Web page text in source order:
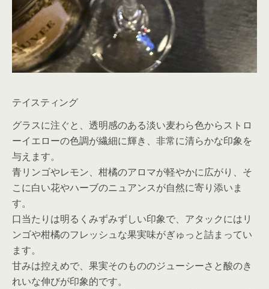
テイスティング
グラスに注ぐと、透明感のある淡い麦わら色からストロ
ーイエローの色調が繊細に輝き、非常に清らかな印象を
与えます。
青リンゴやレモン、柑橘のアロマが軽やかに広がり、そ
こに白い花やハーブのニュアンスが自然に寄り添いま
す。
口当たりは明るくみずみずしい印象で、アタックにはリ
ンゴや柑橘のフレッシュな果実味がぎゅっと詰まってい
ます。
甘みは控えめで、果実そのもののジューシーさと酸のき
れいな伸びが印象的です。